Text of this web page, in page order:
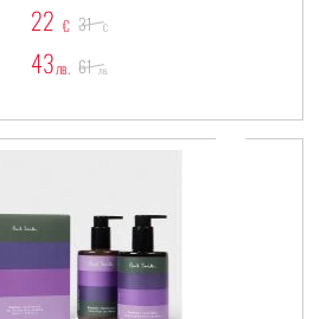
22 € 31 €
43лв. 61 лв.